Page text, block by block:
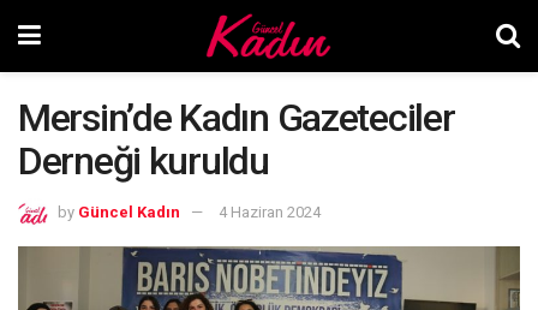
Mersin’de Kadın Gazeteciler
Derneği kuruldu
by Güncel Kadın 4 Haziran 2024